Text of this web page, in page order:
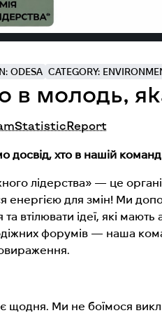
ODESA CATEGORY:
в молодь,
StatisticReport
досвід, хто в нашій
лідерства» — це
енергією для змін! Ми
втілювати ідеї, які
форумів — наша
щодня. Ми не боїмося